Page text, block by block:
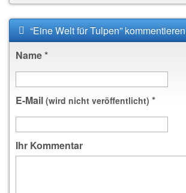
“Eine Welt für Tulpen” kommentieren
Name*
E-Mail (wird nicht veröffentlicht) *
Ihr Kommentar